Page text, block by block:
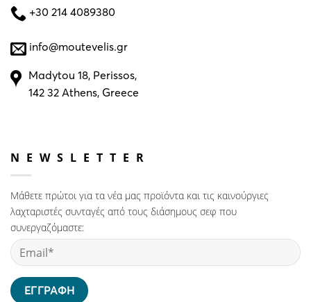
+30 214 4089380
info@moutevelis.gr
Madytou 18, Perissos,
142 32 Athens, Greece
NEWSLETTER
Μάθετε πρώτοι για τα νέα μας προϊόντα και τις καινούργιες
λαχταριστές συνταγές από τους διάσημους σεφ που
συνεργαζόμαστε: